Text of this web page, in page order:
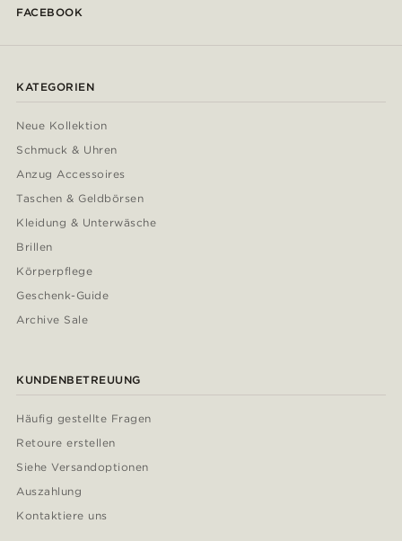
FACEBOOK
KATEGORIEN
Neue Kollektion
Schmuck & Uhren
Anzug Accessoires
Taschen & Geldbörsen
Kleidung & Unterwäsche
Brillen
Körperpflege
Geschenk-Guide
Archive Sale
KUNDENBETREUUNG
Häufig gestellte Fragen
Retoure erstellen
Siehe Versandoptionen
Auszahlung
Kontaktiere uns